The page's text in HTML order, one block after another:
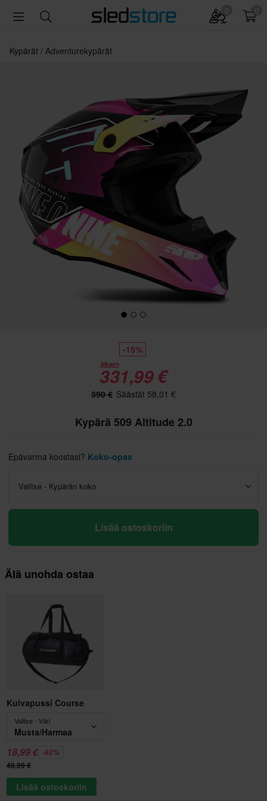
Kypärät Adventurekypärät
-15%
Alkaen
331,99 €
390 € Säästät 58,01 €
Kypärä 509 Altitude 2.0
Epävarma koostasi? Koko-opas
Valitse - Kypärän koko
Lisää ostoskoriin
Älä unohda ostaa
Kuivapussi Course
Valitse - Väri
Musta/Harmaa
18,99 € -62%
49,99 €
Lisää ostoskoriin